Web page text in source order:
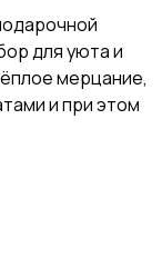
для уюта и
мерцание,
и при этом